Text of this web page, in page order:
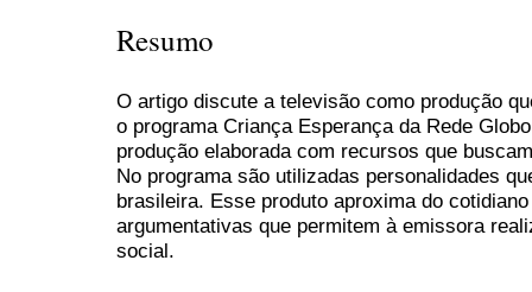
Resumo
O artigo discute a televisão como produção
o programa Criança Esperança da Rede
produção elaborada com recursos que
No programa são utilizadas personalidades
brasileira. Esse produto aproxima do
argumentativas que permitem à emissora
social.